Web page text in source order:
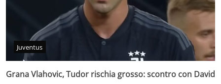
Juventus
Grana Vlahovic, Tudor rischia grosso: scontro con David